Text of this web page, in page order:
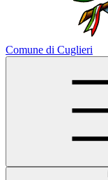
Comune di Cuglieri